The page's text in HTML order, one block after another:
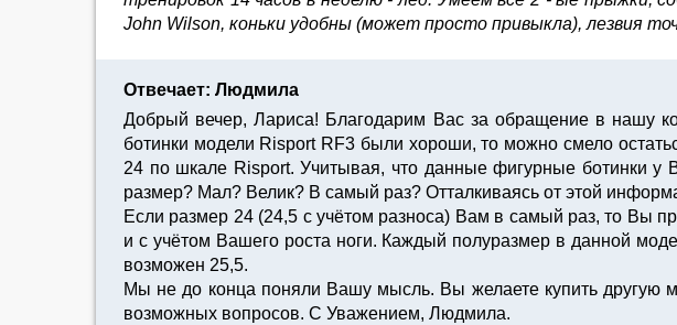
John Wilson, коньки удобны (может просто привыкла), лезвия
Отвечает: Людмила
Добрый вечер, Лариса! Благодарим Вас за обращение в нашу
ботинки модели Risport RF3 были хороши, то можно смело
24 по шкале Risport. Учитывая, что данные фигурные ботинки
размер? Мал? Велик? В самый раз? Отталкиваясь от этой
Если размер 24 (24,5 с учётом разноса) Вам в самый раз, то Вы
и с учётом Вашего роста ноги. Каждый полуразмер в данной
возможен 25,5.
Мы не до конца поняли Вашу мысль. Вы желаете купить другую
возможных вопросов. С Уважением, Людмила.